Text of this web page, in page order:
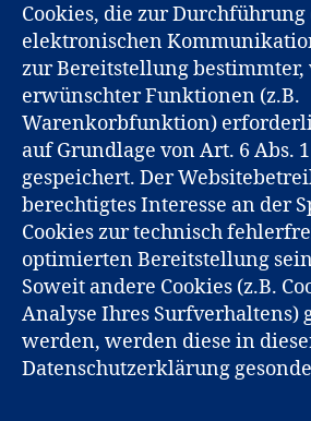
Cookies, die zur Durchführung
elektronischen
zur Bereitstellung
erwünschter Funktionen (z.B.
Warenkorbfunktion)
auf Grundlage von Art. 6 Abs.
gespeichert. Der
berechtigtes Interesse an der
Cookies zur technisch
optimierten Bereitstellung
Soweit andere Cookies (z.B.
Analyse Ihres Surfverhaltens)
werden, werden diese in
Datenschutzerklärung